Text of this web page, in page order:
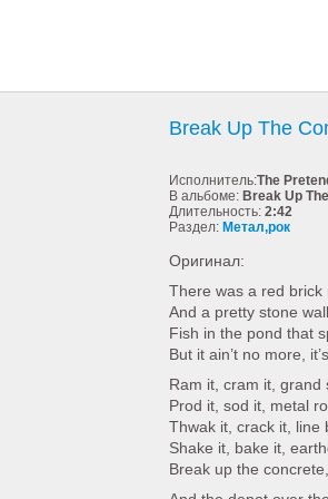
Break Up The
Исполнитель:The
В альбоме: Break Up
Длительность: 2:42
Раздел: Метал,рок
Оригинал:
There was a red
And a pretty stone
Fish in the pond that
But it ain’t no more,
Ram it, cram it, grand
Prod it, sod it, metal
Thwak it, crack it, line
Shake it, bake it,
Break up the